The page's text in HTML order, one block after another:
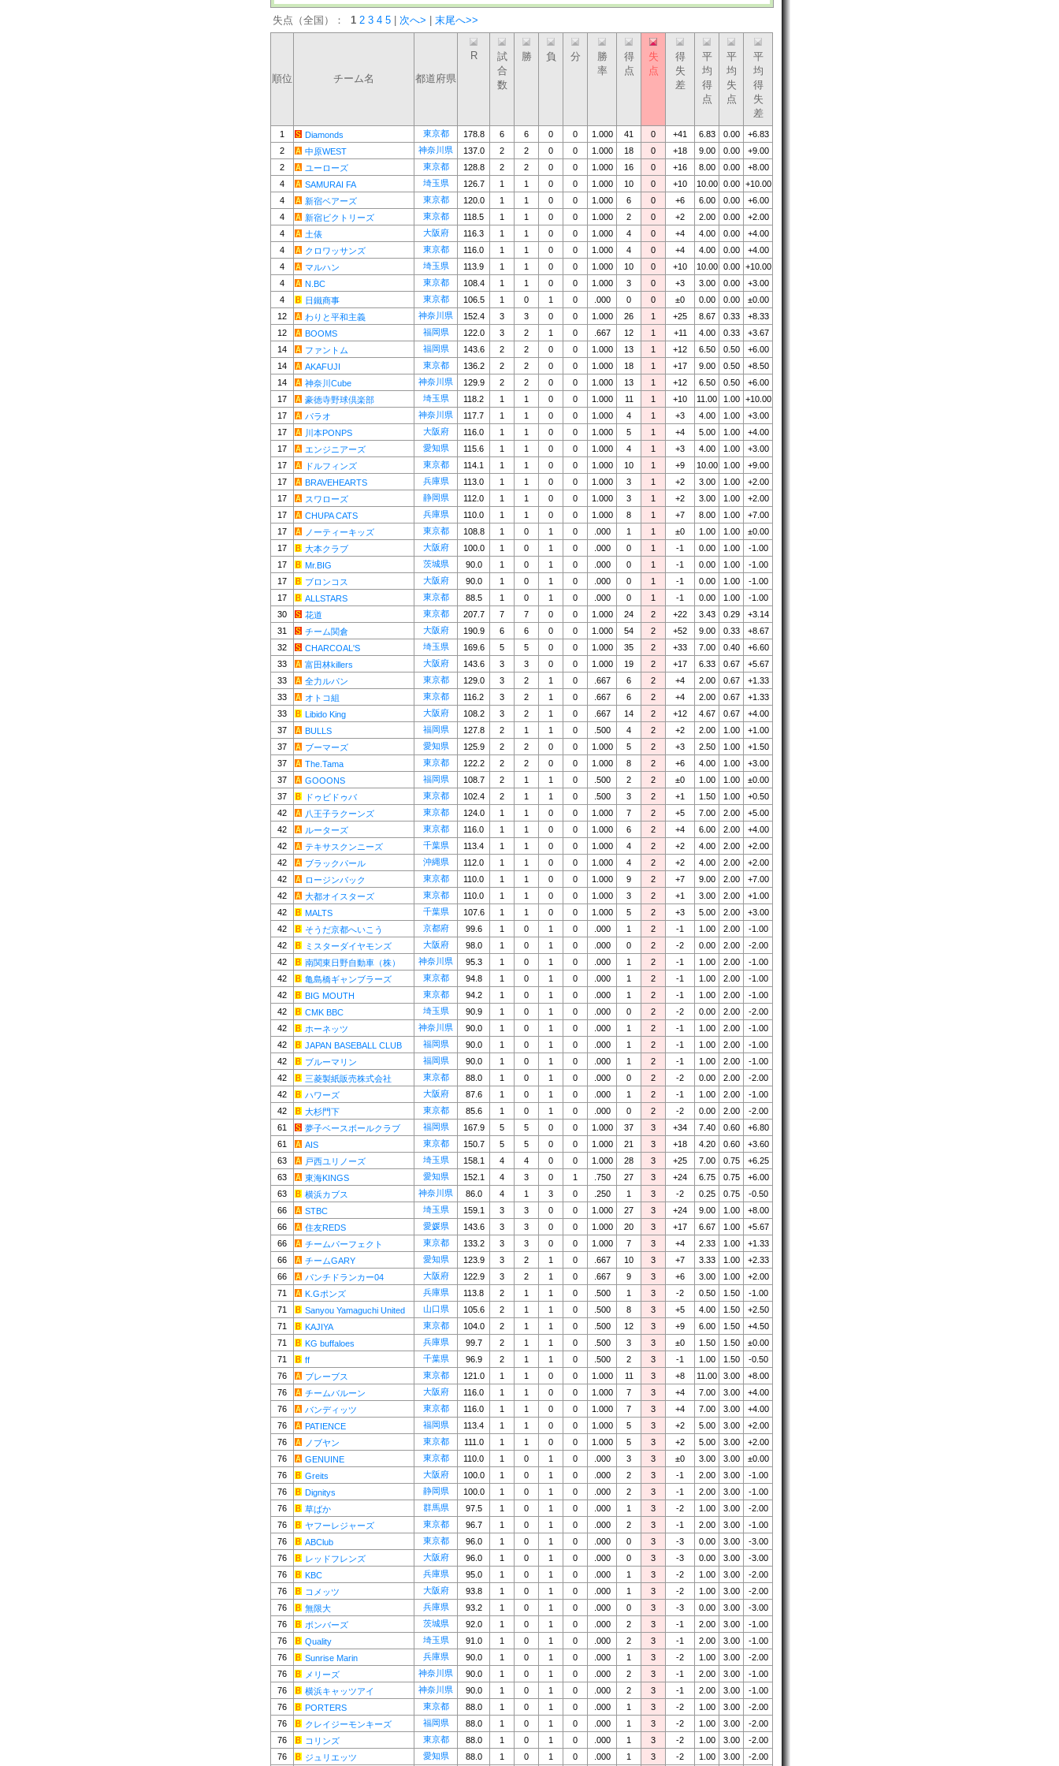
失点（全国）： 1 2 3 4 5 次へ> 末尾へ>>
順位 チーム名 都道府県
R
試
合
数
勝 負 分
勝
率
得
点
失
点
得
失
差
平
均
得
点
平
均
失
点
平
均
得
失
差
1 Diamonds 東京都 178.8 6 6 0 0 1.000 41 0 +41 6.83 0.00
+6.83
2
中原WEST 神奈川県 137.0 2 2 0 0 1.000 18 0 +18 9.00 0.00
+9.00
2
ユーローズ 東京都 128.8 2 2 0 0 1.000 16 0 +16 8.00 0.00
+8.00
4
SAMURAI FA 埼玉県 126.7 1 1 0 0 1.000 10 0 +10 10.00 0.00
+10.00
4
新宿ベアーズ 東京都 120.0 1 1 0 0 1.000 6 0 +6 6.00 0.00
+6.00
4
新宿ビクトリーズ 東京都 118.5 1 1 0 0 1.000 2 0 +2 2.00 0.00
+2.00
4
土俵 大阪府 116.3 1 1 0 0 1.000 4 0 +4 4.00 0.00
+4.00
4
クロワッサンズ 東京都 116.0 1 1 0 0 1.000 4 0 +4 4.00 0.00
+4.00
4
マルハン 埼玉県 113.9 1 1 0 0 1.000 10 0 +10 10.00 0.00
+10.00
4
N.BC 東京都 108.4 1 1 0 0 1.000 3 0 +3 3.00 0.00
+3.00
4
日鐵商事 東京都 106.5 1 0 1 0 .000 0 0 ±0 0.00 0.00
±0.00
12
わりと平和主義 神奈川県 152.4 3 3 0 0 1.000 26 1 +25 8.67 0.33
+8.33
12
BOOMS 福岡県 122.0 3 2 1 0 .667 12 1 +11 4.00 0.33
+3.67
14
ファントム 福岡県 143.6 2 2 0 0 1.000 13 1 +12 6.50 0.50
+6.00
14
AKAFUJI 東京都 136.2 2 2 0 0 1.000 18 1 +17 9.00 0.50
+8.50
14
神奈川Cube 神奈川県 129.9 2 2 0 0 1.000 13 1 +12 6.50 0.50
+6.00
17
豪徳寺野球倶楽部 埼玉県 118.2 1 1 0 0 1.000 11 1 +10 11.00 1.00
+10.00
17
パラオ 神奈川県 117.7 1 1 0 0 1.000 4 1 +3 4.00 1.00
+3.00
17
川本PONPS 大阪府 116.0 1 1 0 0 1.000 5 1 +4 5.00 1.00
+4.00
17
エンジニアーズ 愛知県 115.6 1 1 0 0 1.000 4 1 +3 4.00 1.00
+3.00
17
ドルフィンズ 東京都 114.1 1 1 0 0 1.000 10 1 +9 10.00 1.00
+9.00
17
BRAVEHEARTS 兵庫県 113.0 1 1 0 0 1.000 3 1 +2 3.00 1.00
+2.00
17
スワローズ 静岡県 112.0 1 1 0 0 1.000 3 1 +2 3.00 1.00
+2.00
17
CHUPA CATS 兵庫県 110.0 1 1 0 0 1.000 8 1 +7 8.00 1.00
+7.00
17
ノーティーキッズ 東京都 108.8 1 0 1 0 .000 1 1 ±0 1.00 1.00
±0.00
17
大本クラブ 大阪府 100.0 1 0 1 0 .000 0 1 -1 0.00 1.00
-1.00
17
Mr.BIG 茨城県 90.0 1 0 1 0 .000 0 1 -1 0.00 1.00
-1.00
17
ブロンコス 大阪府 90.0 1 0 1 0 .000 0 1 -1 0.00 1.00
-1.00
17
ALLSTARS 東京都 88.5 1 0 1 0 .000 0 1 -1 0.00 1.00
-1.00
30
花道 東京都 207.7 7 7 0 0 1.000 24 2 +22 3.43 0.29
+3.14
31
チーム関倉 大阪府 190.9 6 6 0 0 1.000 54 2 +52 9.00 0.33
+8.67
32
CHARCOAL'S 埼玉県 169.6 5 5 0 0 1.000 35 2 +33 7.00 0.40
+6.60
33
富田林killers 大阪府 143.6 3 3 0 0 1.000 19 2 +17 6.33 0.67
+5.67
33
全力ルパン 東京都 129.0 3 2 1 0 .667 6 2 +4 2.00 0.67
+1.33
33
オトコ組 東京都 116.2 3 2 1 0 .667 6 2 +4 2.00 0.67
+1.33
33
Libido King 大阪府 108.2 3 2 1 0 .667 14 2 +12 4.67 0.67
+4.00
37
BULLS 福岡県 127.8 2 1 1 0 .500 4 2 +2 2.00 1.00
+1.00
37
ブーマーズ 愛知県 125.9 2 2 0 0 1.000 5 2 +3 2.50 1.00
+1.50
37
The.Tama 東京都 122.2 2 2 0 0 1.000 8 2 +6 4.00 1.00
+3.00
37
GOOONS 福岡県 108.7 2 1 1 0 .500 2 2 ±0 1.00 1.00
±0.00
37
ドゥビドゥバ 東京都 102.4 2 1 1 0 .500 3 2 +1 1.50 1.00
+0.50
42
八王子ラクーンズ 東京都 124.0 1 1 0 0 1.000 7 2 +5 7.00 2.00
+5.00
42
ルーターズ 東京都 116.0 1 1 0 0 1.000 6 2 +4 6.00 2.00
+4.00
42
テキサスクンニーズ 千葉県 113.4 1 1 0 0 1.000 4 2 +2 4.00 2.00
+2.00
42
ブラックパール 沖縄県 112.0 1 1 0 0 1.000 4 2 +2 4.00 2.00
+2.00
42
ロージンバック 東京都 110.0 1 1 0 0 1.000 9 2 +7 9.00 2.00
+7.00
42
大都オイスターズ 東京都 110.0 1 1 0 0 1.000 3 2 +1 3.00 2.00
+1.00
42
MALTS 千葉県 107.6 1 1 0 0 1.000 5 2 +3 5.00 2.00
+3.00
42
そうだ京都へいこう 京都府 99.6 1 0 1 0 .000 1 2 -1 1.00 2.00
-1.00
42
ミスターダイヤモンズ 大阪府 98.0 1 0 1 0 .000 0 2 -2 0.00 2.00
-2.00
42
南関東日野自動車（株） 神奈川県 95.3 1 0 1 0 .000 1 2 -1 1.00 2.00
-1.00
42
亀島橋ギャンブラーズ 東京都 94.8 1 0 1 0 .000 1 2 -1 1.00 2.00
-1.00
42
BIG MOUTH 東京都 94.2 1 0 1 0 .000 1 2 -1 1.00 2.00
-1.00
42
CMK BBC 埼玉県 90.9 1 0 1 0 .000 0 2 -2 0.00 2.00
-2.00
42
ホーネッツ 神奈川県 90.0 1 0 1 0 .000 1 2 -1 1.00 2.00
-1.00
42
JAPAN BASEBALL CLUB 福岡県 90.0 1 0 1 0 .000 1 2 -1 1.00 2.00
-1.00
42
ブルーマリン 福岡県 90.0 1 0 1 0 .000 1 2 -1 1.00 2.00
-1.00
42
三菱製紙販売株式会社 東京都 88.0 1 0 1 0 .000 0 2 -2 0.00 2.00
-2.00
42
ハワーズ 大阪府 87.6 1 0 1 0 .000 1 2 -1 1.00 2.00
-1.00
42
大杉門下 東京都 85.6 1 0 1 0 .000 0 2 -2 0.00 2.00
-2.00
61
夢子ベースボールクラブ 福岡県 167.9 5 5 0 0 1.000 37 3 +34 7.40 0.60
+6.80
61
AIS 東京都 150.7 5 5 0 0 1.000 21 3 +18 4.20 0.60
+3.60
63
戸西ユリノーズ 埼玉県 158.1 4 4 0 0 1.000 28 3 +25 7.00 0.75
+6.25
63
東海KINGS 愛知県 152.1 4 3 0 1 .750 27 3 +24 6.75 0.75
+6.00
63
横浜カブス 神奈川県 86.0 4 1 3 0 .250 1 3 -2 0.25 0.75
-0.50
66
STBC 埼玉県 159.1 3 3 0 0 1.000 27 3 +24 9.00 1.00
+8.00
66
住友REDS 愛媛県 143.6 3 3 0 0 1.000 20 3 +17 6.67 1.00
+5.67
66
チームパーフェクト 東京都 133.2 3 3 0 0 1.000 7 3 +4 2.33 1.00
+1.33
66
チームGARY 愛知県 123.9 3 2 1 0 .667 10 3 +7 3.33 1.00
+2.33
66
パンチドランカー04 大阪府 122.9 3 2 1 0 .667 9 3 +6 3.00 1.00
+2.00
71
K.Gポンズ 兵庫県 113.8 2 1 1 0 .500 1 3 -2 0.50 1.50
-1.00
71
Sanyou Yamaguchi United 山口県 105.6 2 1 1 0 .500 8 3 +5 4.00 1.50
+2.50
71
KAJIYA 東京都 104.0 2 1 1 0 .500 12 3 +9 6.00 1.50
+4.50
71
KG buffaloes 兵庫県 99.7 2 1 1 0 .500 3 3 ±0 1.50 1.50
±0.00
71
ff 千葉県 96.9 2 1 1 0 .500 2 3 -1 1.00 1.50
-0.50
76
ブレーブス 東京都 121.0 1 1 0 0 1.000 11 3 +8 11.00 3.00
+8.00
76
チームバルーン 大阪府 116.0 1 1 0 0 1.000 7 3 +4 7.00 3.00
+4.00
76
バンディッツ 東京都 116.0 1 1 0 0 1.000 7 3 +4 7.00 3.00
+4.00
76
PATIENCE 福岡県 113.4 1 1 0 0 1.000 5 3 +2 5.00 3.00
+2.00
76
ノブヤン 東京都 111.0 1 1 0 0 1.000 5 3 +2 5.00 3.00
+2.00
76
GENUINE 東京都 110.0 1 0 1 0 .000 3 3 ±0 3.00 3.00
±0.00
76
Greits 大阪府 100.0 1 0 1 0 .000 2 3 -1 2.00 3.00
-1.00
76
Dignitys 静岡県 100.0 1 0 1 0 .000 2 3 -1 2.00 3.00
-1.00
76
草ばか 群馬県 97.5 1 0 1 0 .000 1 3 -2 1.00 3.00
-2.00
76
ヤフーレジャーズ 東京都 96.7 1 0 1 0 .000 2 3 -1 2.00 3.00
-1.00
76
ABClub 東京都 96.0 1 0 1 0 .000 0 3 -3 0.00 3.00
-3.00
76
レッドフレンズ 大阪府 96.0 1 0 1 0 .000 0 3 -3 0.00 3.00
-3.00
76
KBC 兵庫県 95.0 1 0 1 0 .000 1 3 -2 1.00 3.00
-2.00
76
コメッツ 大阪府 93.8 1 0 1 0 .000 1 3 -2 1.00 3.00
-2.00
76
無限大 兵庫県 93.2 1 0 1 0 .000 0 3 -3 0.00 3.00
-3.00
76
ボンバーズ 茨城県 92.0 1 0 1 0 .000 2 3 -1 2.00 3.00
-1.00
76
Quality 埼玉県 91.0 1 0 1 0 .000 2 3 -1 2.00 3.00
-1.00
76
Sunrise Marin 兵庫県 90.0 1 0 1 0 .000 1 3 -2 1.00 3.00
-2.00
76
メリーズ 神奈川県 90.0 1 0 1 0 .000 2 3 -1 2.00 3.00
-1.00
76
横浜キャッツアイ 神奈川県 90.0 1 0 1 0 .000 2 3 -1 2.00 3.00
-1.00
76
PORTERS 東京都 88.0 1 0 1 0 .000 1 3 -2 1.00 3.00
-2.00
76
クレイジーモンキーズ 福岡県 88.0 1 0 1 0 .000 1 3 -2 1.00 3.00
-2.00
76
コリンズ 東京都 88.0 1 0 1 0 .000 1 3 -2 1.00 3.00
-2.00
76
ジュリエッツ 愛知県 88.0 1 0 1 0 .000 1 3 -2 1.00 3.00 -2.00